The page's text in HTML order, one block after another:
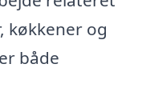
køkkener og
både